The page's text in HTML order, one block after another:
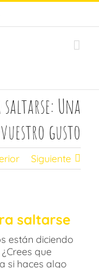
Una
gusto
Siguiente
saltarse
están diciendo
que
si haces algo